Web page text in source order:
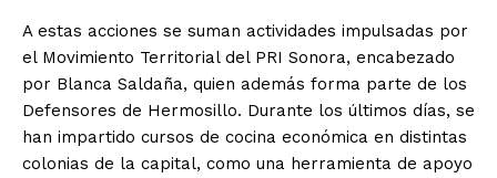
A estas acciones se suman actividades impulsadas por
el Movimiento Territorial del PRI Sonora, encabezado
por Blanca Saldaña, quien además forma parte de los
Defensores de Hermosillo. Durante los últimos días, se
han impartido cursos de cocina económica en distintas
colonias de la capital, como una herramienta de apoyo